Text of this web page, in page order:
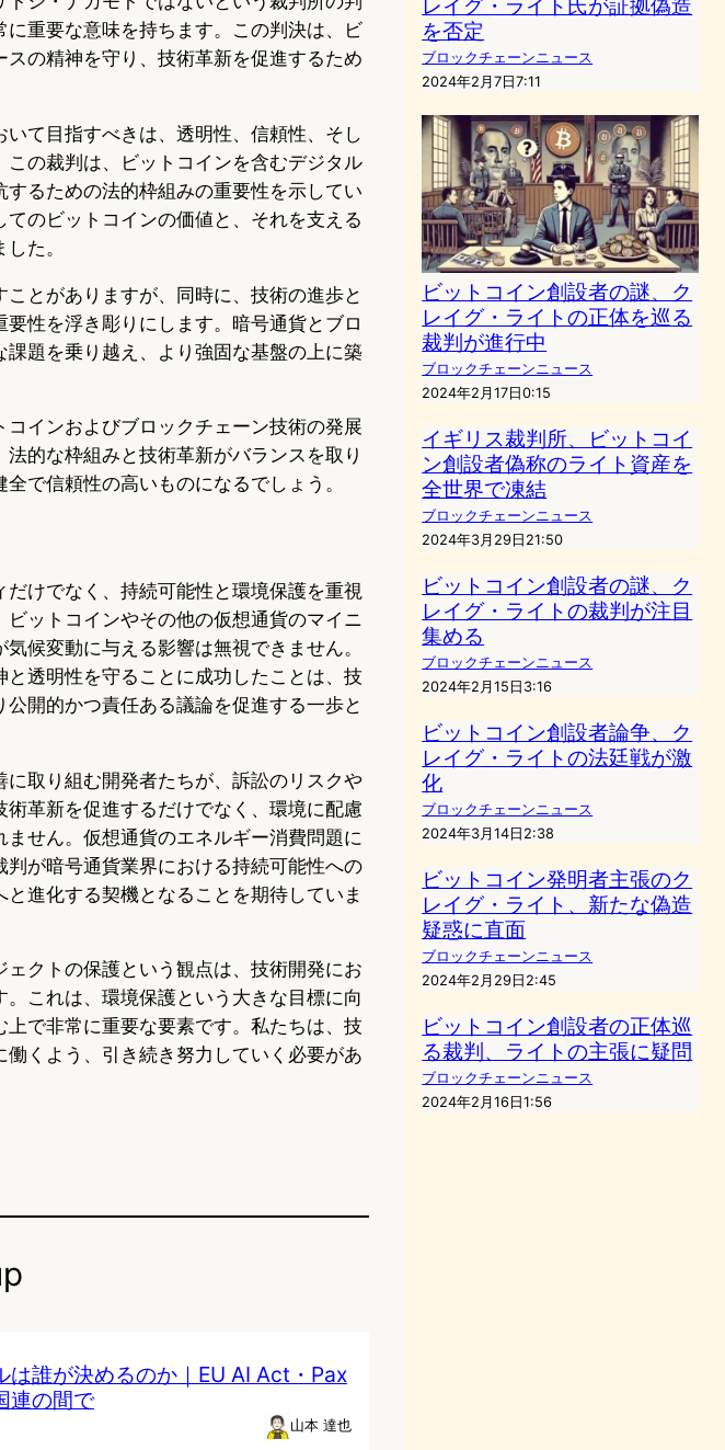
重要な意味を持ちます。この判決は、ビ
の精神を守り、技術革新を促進するため
て目指すべきは、透明性、信頼性、そし
の裁判は、ビットコインを含むデジタル
るための法的枠組みの重要性を示してい
のビットコインの価値と、それを支える
た。
とがありますが、同時に、技術の進歩と
性を浮き彫りにします。暗号通貨とブロ
題を乗り越え、より強固な基盤の上に築
インおよびブロックチェーン技術の発展
的な枠組みと技術革新がバランスを取り
で信頼性の高いものになるでしょう。
けでなく、持続可能性と環境保護を重視
ットコインやその他の仮想通貨のマイニ
候変動に与える影響は無視できません。
透明性を守ることに成功したことは、技
開的かつ責任ある議論を促進する一歩と
取り組む開発者たちが、訴訟のリスクや
革新を促進するだけでなく、環境に配慮
せん。仮想通貨のエネルギー消費問題に
が暗号通貨業界における持続可能性への
進化する契機となることを期待していま
クトの保護という観点は、技術開発にお
これは、環境保護という大きな目標に向
で非常に重要な要素です。私たちは、技
くよう、引き続き努力していく必要があ
は誰が決めるのか｜EU AI Act・Pax
連の間で
山本 達也
を否定
ブロックチェーンニュース
2024年2月7日7:11
ビットコイン創設者の謎、ク
レイグ・ライトの正体を巡る
裁判が進行中
ブロックチェーンニュース
2024年2月17日0:15
イギリス裁判所、ビットコイ
ン創設者偽称のライト資産を
全世界で凍結
ブロックチェーンニュース
2024年3月29日21:50
ビットコイン創設者の謎、ク
レイグ・ライトの裁判が注目
集める
ブロックチェーンニュース
2024年2月15日3:16
ビットコイン創設者論争、ク
レイグ・ライトの法廷戦が激
化
ブロックチェーンニュース
2024年3月14日2:38
ビットコイン発明者主張のク
レイグ・ライト、新たな偽造
疑惑に直面
ブロックチェーンニュース
2024年2月29日2:45
ビットコイン創設者の正体巡
る裁判、ライトの主張に疑問
ブロックチェーンニュース
2024年2月16日1:56